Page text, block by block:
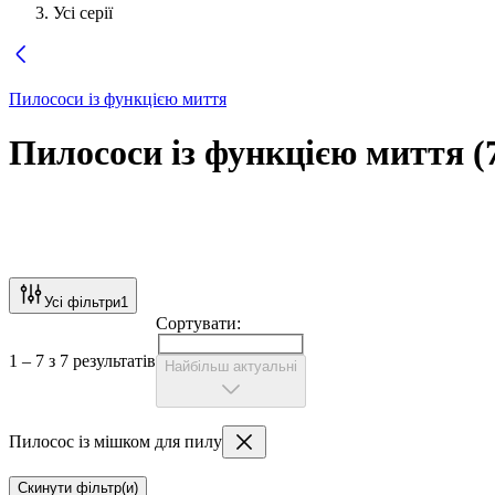
Усі серії
Пилососи із функцією миття
Пилососи із функцією миття (
Усі фільтри1
1 – 7 з 7 результатів
Сортувати:
Найбільш актуальні
Пилосос із мішком для пилу
Скинути фільтр(и)